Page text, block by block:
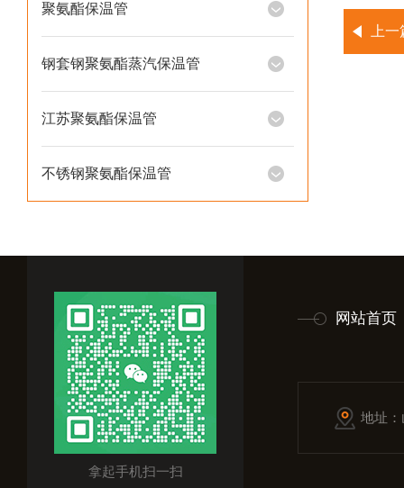
聚氨酯保温管
钢套钢聚氨酯蒸汽保温管
江苏聚氨酯保温管
不锈钢聚氨酯保温管
上
拿起手机扫一扫
网站首页
地址